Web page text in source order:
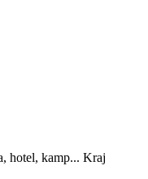
hotel, kamp... Kraj